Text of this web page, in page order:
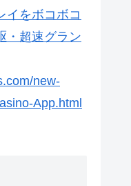
イをボコボコ
・超速グラン
new-
App.html